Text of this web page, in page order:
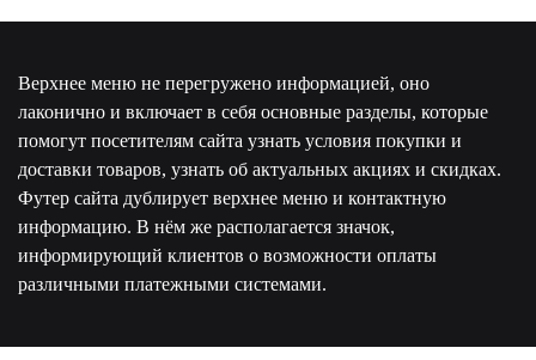
Верхнее меню не перегружено информацией, оно
лаконично и включает в себя основные разделы, которые
помогут посетителям сайта узнать условия покупки и
доставки товаров, узнать об актуальных акциях и скидках.
Футер сайта дублирует верхнее меню и контактную
информацию. В нём же располагается значок,
информирующий клиентов о возможности оплаты
различными платежными системами.